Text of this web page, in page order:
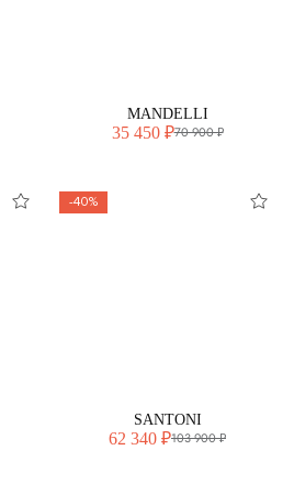
MANDELLI
35 450 ₽70 900 ₽
-40%
SANTONI
62 340 ₽103 900 ₽